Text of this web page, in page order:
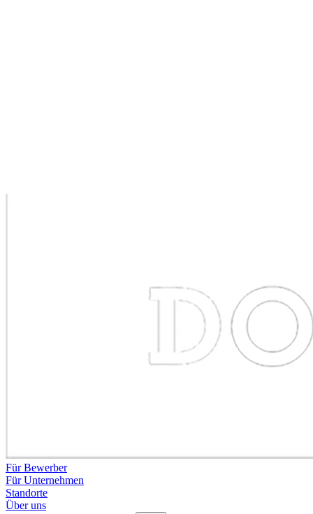
Für Bewerber
Für Unternehmen
Standorte
Über uns